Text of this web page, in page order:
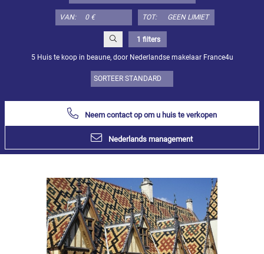
VAN: TOT:
1 filters
x
Alles
Appartement
Duplex
Penthouse
Specificeer
selecteren
Woonhuis
Bungalow,
Huis op 1
level
Dorpshuis
5 Huis te koop in beaune, door Nederlandse makelaar France4u
Neem contact op om u huis te verkopen
Nederlands management